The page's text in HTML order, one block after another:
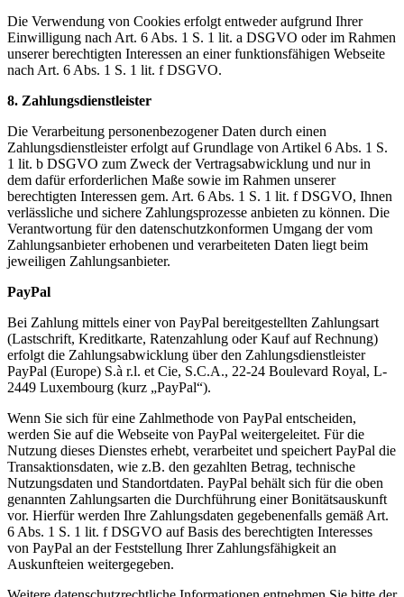
Die Verwendung von Cookies erfolgt entweder aufgrund Ihrer
Einwilligung nach Art. 6 Abs. 1 S. 1 lit. a DSGVO oder im Rahmen
unserer berechtigten Interessen an einer funktionsfähigen Webseite
nach Art. 6 Abs. 1 S. 1 lit. f DSGVO.
8. Zahlungsdienstleister
Die Verarbeitung personenbezogener Daten durch einen
Zahlungsdienstleister erfolgt auf Grundlage von Artikel 6 Abs. 1 S.
1 lit. b DSGVO zum Zweck der Vertragsabwicklung und nur in
dem dafür erforderlichen Maße sowie im Rahmen unserer
berechtigten Interessen gem. Art. 6 Abs. 1 S. 1 lit. f DSGVO, Ihnen
verlässliche und sichere Zahlungsprozesse anbieten zu können. Die
Verantwortung für den datenschutzkonformen Umgang der vom
Zahlungsanbieter erhobenen und verarbeiteten Daten liegt beim
jeweiligen Zahlungsanbieter.
PayPal
Bei Zahlung mittels einer von PayPal bereitgestellten Zahlungsart
(Lastschrift, Kreditkarte, Ratenzahlung oder Kauf auf Rechnung)
erfolgt die Zahlungsabwicklung über den Zahlungsdienstleister
PayPal (Europe) S.à r.l. et Cie, S.C.A., 22-24 Boulevard Royal, L-
2449 Luxembourg (kurz „PayPal“).
Wenn Sie sich für eine Zahlmethode von PayPal entscheiden,
werden Sie auf die Webseite von PayPal weitergeleitet. Für die
Nutzung dieses Dienstes erhebt, verarbeitet und speichert PayPal die
Transaktionsdaten, wie z.B. den gezahlten Betrag, technische
Nutzungsdaten und Standortdaten. PayPal behält sich für die oben
genannten Zahlungsarten die Durchführung einer Bonitätsauskunft
vor. Hierfür werden Ihre Zahlungsdaten gegebenenfalls gemäß Art.
6 Abs. 1 S. 1 lit. f DSGVO auf Basis des berechtigten Interesses
von PayPal an der Feststellung Ihrer Zahlungsfähigkeit an
Auskunfteien weitergegeben.